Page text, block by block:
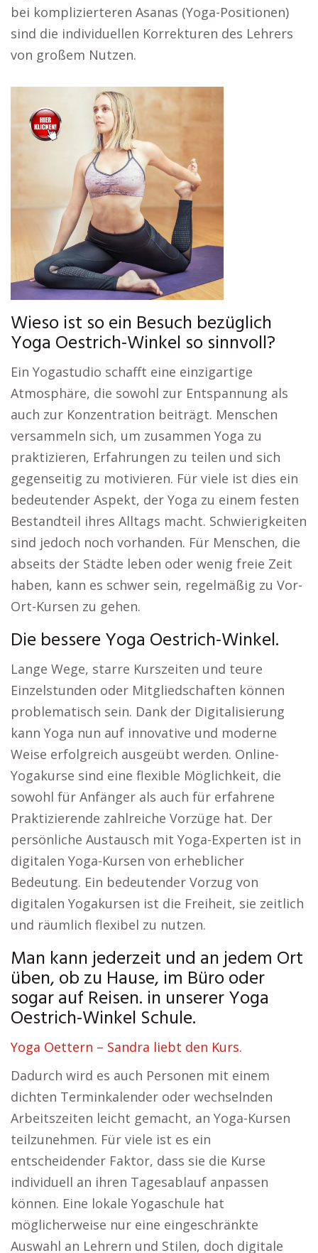
bei komplizierteren Asanas (Yoga-Positionen)
sind die individuellen Korrekturen des Lehrers
von großem Nutzen.
Wieso ist so ein Besuch bezüglich
Yoga Oestrich-Winkel so sinnvoll?
Ein Yogastudio schafft eine einzigartige
Atmosphäre, die sowohl zur Entspannung als
auch zur Konzentration beiträgt. Menschen
versammeln sich, um zusammen Yoga zu
praktizieren, Erfahrungen zu teilen und sich
gegenseitig zu motivieren. Für viele ist dies ein
bedeutender Aspekt, der Yoga zu einem festen
Bestandteil ihres Alltags macht. Schwierigkeiten
sind jedoch noch vorhanden. Für Menschen, die
abseits der Städte leben oder wenig freie Zeit
haben, kann es schwer sein, regelmäßig zu Vor-
Ort-Kursen zu gehen.
Die bessere Yoga Oestrich-Winkel.
Lange Wege, starre Kurszeiten und teure
Einzelstunden oder Mitgliedschaften können
problematisch sein. Dank der Digitalisierung
kann Yoga nun auf innovative und moderne
Weise erfolgreich ausgeübt werden. Online-
Yogakurse sind eine flexible Möglichkeit, die
sowohl für Anfänger als auch für erfahrene
Praktizierende zahlreiche Vorzüge hat. Der
persönliche Austausch mit Yoga-Experten ist in
digitalen Yoga-Kursen von erheblicher
Bedeutung. Ein bedeutender Vorzug von
digitalen Yogakursen ist die Freiheit, sie zeitlich
und räumlich flexibel zu nutzen.
Man kann jederzeit und an jedem Ort
üben, ob zu Hause, im Büro oder
sogar auf Reisen. in unserer Yoga
Oestrich-Winkel Schule.
Yoga Oettern – Sandra liebt den Kurs.
Dadurch wird es auch Personen mit einem
dichten Terminkalender oder wechselnden
Arbeitszeiten leicht gemacht, an Yoga-Kursen
teilzunehmen. Für viele ist es ein
entscheidender Faktor, dass sie die Kurse
individuell an ihren Tagesablauf anpassen
können. Eine lokale Yogaschule hat
möglicherweise nur eine eingeschränkte
Auswahl an Lehrern und Stilen, doch digitale